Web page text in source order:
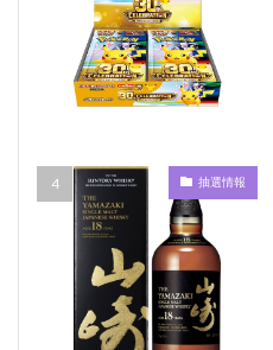
抽選情報